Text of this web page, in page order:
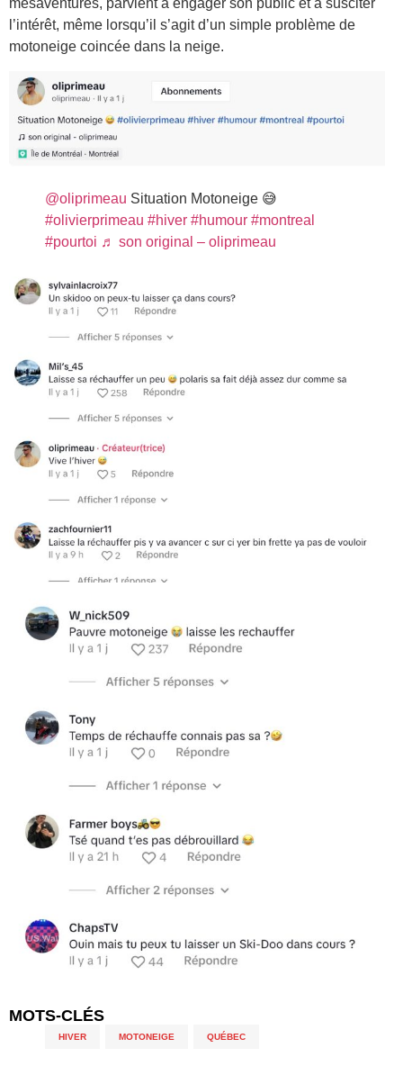
mésaventures, parvient à engager son public et à susciter
l’intérêt, même lorsqu’il s’agit d’un simple problème de
motoneige coincée dans la neige.
@oliprimeau Situation Motoneige 😅
#olivierprimeau #hiver #humour #montreal
#pourtoi ♬ son original – oliprimeau
MOTS-CLÉS
HIVER MOTONEIGE QUÉBEC